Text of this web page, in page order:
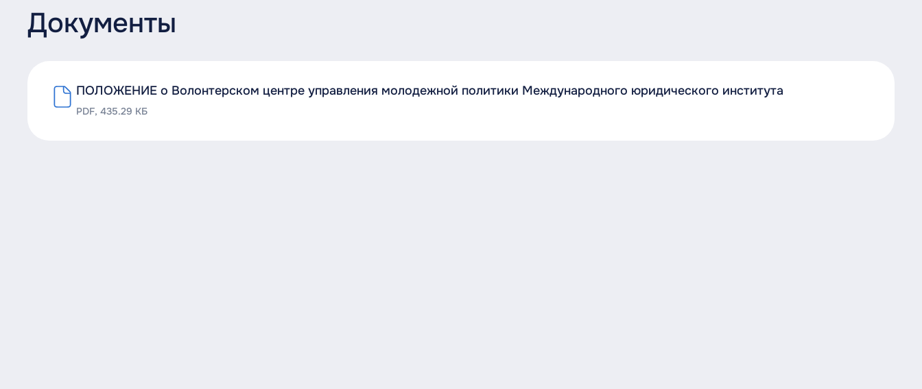
Документы
ПОЛОЖЕНИЕ о Волонтерском центре управления молодежной политики Международного юридического института
PDF, 435.29 КБ